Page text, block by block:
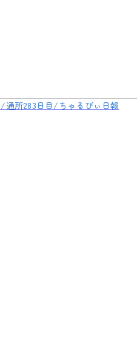
通所283日目/ちゃるびぃ日報